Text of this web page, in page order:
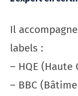
Il
labels :
– HQE
– BBC